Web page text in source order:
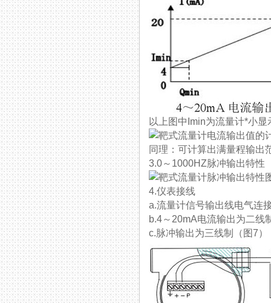
以上图中Imin为流量计*小显
同理：可计算出满量程输
3.0～1000HZ脉冲输出特性
4.仪表接线
a.流量计信号输出线电气连接
b.4～20mA电流输出为二线
c.脉冲输出为三线制（图7）